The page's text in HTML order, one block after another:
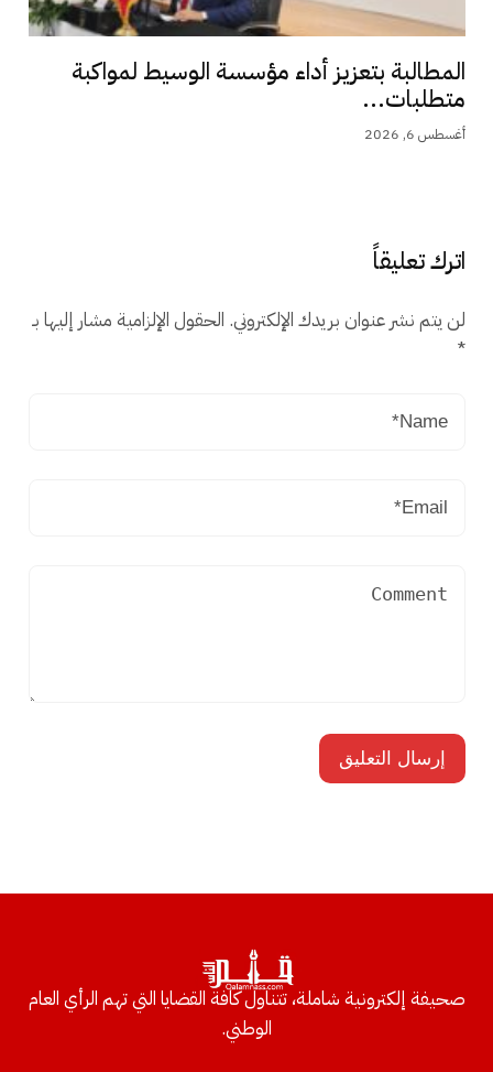
المطالبة بتعزيز أداء مؤسسة الوسيط لمواكبة
متطلبات...
أغسطس 6, 2026
اترك تعليقاً
لن يتم نشر عنوان بريدك الإلكتروني. الحقول الإلزامية مشار إليها بـ
*
صحيفة إلكترونية شاملة، تتناول كافة القضايا التي تهم الرأي العام
الوطني.